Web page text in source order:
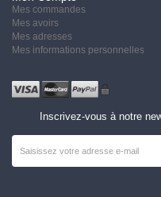
Mes commandes
Mes avoirs
Mes adresses
Mes informations personnelles
Inscrivez-vous à notre